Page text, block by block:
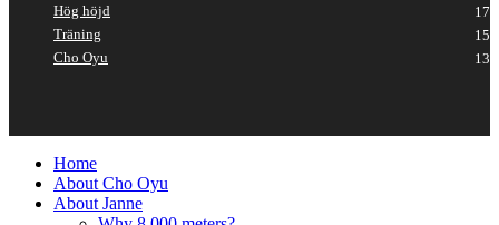
Hög höjd
17
Träning
15
Cho Oyu
13
Home
About Cho Oyu
About Janne